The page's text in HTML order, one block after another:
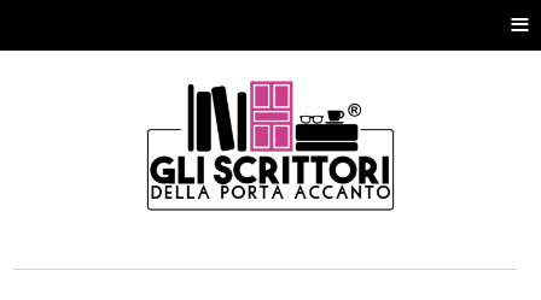
≡